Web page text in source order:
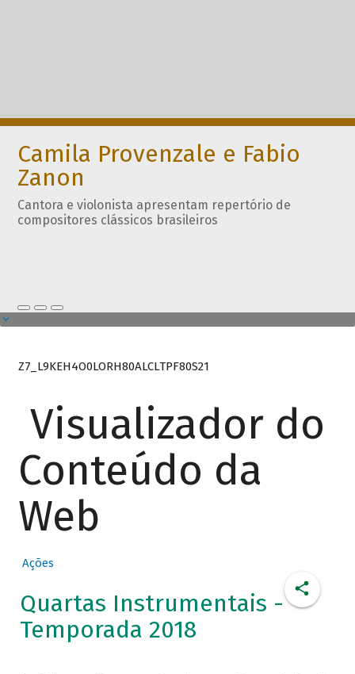
Camila Provenzale e Fabio
Zanon
Cantora e violonista apresentam repertório de
compositores clássicos brasileiros
Z7_L9KEH4O0LORH80ALCLTPF80S21
Visualizador do
Conteúdo da
Web
Ações
Quartas Instrumentais -
Temporada 2018